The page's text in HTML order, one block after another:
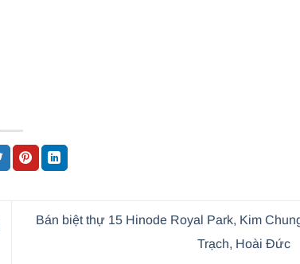
Bán biệt thự 15 Hinode Royal Park, Kim
Trạch, Hoài Đức